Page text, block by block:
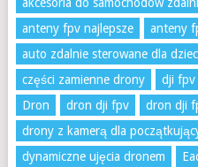
anteny fpv najlepsze
anteny
auto zdalnie sterowane dla
części zamienne drony
dji fpv
Dron
dron dji fpv
dron dji
drony z kamerą dla
dynamiczne ujęcia dronem